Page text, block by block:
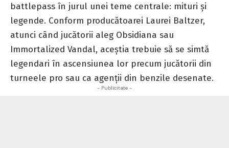
battlepass în jurul unei teme centrale: mituri și
legende. Conform producătoarei Laurei Baltzer,
atunci când jucătorii aleg Obsidiana sau
Immortalized Vandal, aceștia trebuie să se simtă
legendari în ascensiunea lor precum jucătorii din
turneele pro sau ca agenții din benzile desenate.
- Publicitate -